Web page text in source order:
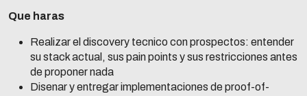
Que haras
Realizar el discovery tecnico con prospectos: entender
su stack actual, sus pain points y sus restricciones antes
de proponer nada
Disenar y entregar implementaciones de proof-of-